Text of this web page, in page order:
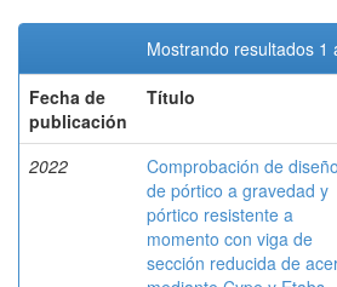
Mostrando resultados 1
Fecha de
publicación
Título
2022
Comprobación de diseño
de pórtico a gravedad y
pórtico resistente a
momento con viga de
sección reducida de